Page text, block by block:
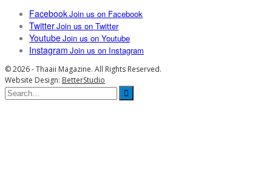
FacebookJoin us on Facebook
TwitterJoin us on Twitter
YoutubeJoin us on Youtube
Instagram Join us on Instagram
© 2026 - Thaaii Magazine. All Rights Reserved.
Website Design: BetterStudio